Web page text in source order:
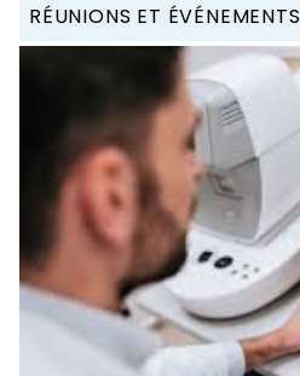
RÉUNIONS ET ÉVÉNEMENTS